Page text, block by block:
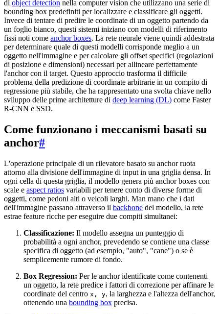
di object detection nella computer vision che utilizzano una serie di
bounding box predefiniti per localizzare e classificare gli oggetti.
Invece di tentare di predire le coordinate di un oggetto partendo da
un foglio bianco, questi sistemi iniziano con modelli di riferimento
fissi noti come anchor boxes. La rete neurale viene quindi addestrata
per determinare quale di questi modelli corrisponde meglio a un
oggetto nell'immagine e per calcolare gli offset specifici (regolazioni
di posizione e dimensioni) necessari per allineare perfettamente
l'anchor con il target. Questo approccio trasforma il difficile
problema della predizione di coordinate arbitrarie in un compito di
regressione più stabile, che ha rappresentato una svolta chiave nello
sviluppo delle prime architetture di deep learning (DL) come Faster
R-CNN e SSD.
Come funzionano i meccanismi basati su
anchor#
L'operazione principale di un rilevatore basato su anchor ruota
attorno alla divisione dell'immagine di input in una griglia densa. In
ogni cella di questa griglia, il modello genera più anchor boxes con
scale e aspect ratios variabili per tenere conto di diverse forme di
oggetti, come pedoni alti o veicoli larghi. Man mano che i dati
dell'immagine passano attraverso il backbone del modello, la rete
estrae feature ricche per eseguire due compiti simultanei:
Classificazione: Il modello assegna un punteggio di
probabilità a ogni anchor, prevedendo se contiene una classe
specifica di oggetto (ad esempio, "auto", "cane") o se è
semplicemente rumore di fondo.
Box Regression: Per le anchor identificate come contenenti
un oggetto, la rete predice i fattori di correzione per affinare le
coordinate del centro x, y, la larghezza e l'altezza dell'anchor,
ottenendo una bounding box precisa.